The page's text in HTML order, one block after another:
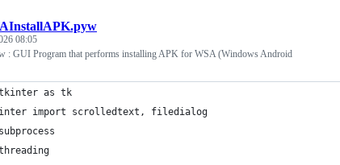
08:05
: GUI Program that performs installing APK for WSA (Windows Android
as tk
import scrolledtext, filedialog